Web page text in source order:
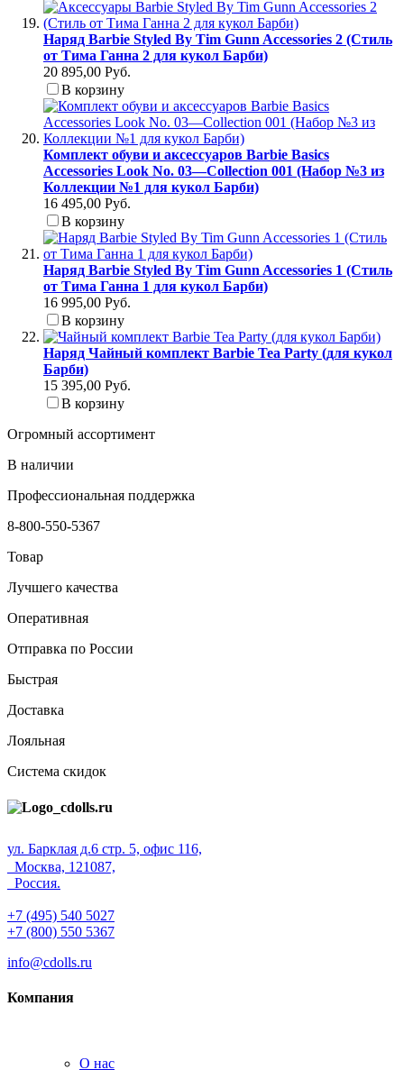
Наряд Barbie Styled By Tim Gunn Accessories 2 (Стиль
от Тима Ганна 2 для кукол Барби)
20 895,00 Руб.
В корзину
Комплект обуви и аксессуаров Barbie Basics
Accessories Look No. 03—Collection 001 (Набор №3 из
Коллекции №1 для кукол Барби)
16 495,00 Руб.
В корзину
Наряд Barbie Styled By Tim Gunn Accessories 1 (Стиль
от Тима Ганна 1 для кукол Барби)
16 995,00 Руб.
В корзину
Наряд Чайный комплект Barbie Tea Party (для кукол
Барби)
15 395,00 Руб.
В корзину
Огромный ассортимент
В наличии
Профессиональная поддержка
8-800-550-5367
Товар
Лучшего качества
Оперативная
Отправка по России
Быстрая
Доставка
Лояльная
Система скидок
ул. Барклая д.6 стр. 5, офис 116,
Москва, 121087,
Россия.
+7 (495) 540 5027
+7 (800) 550 5367
info@cdolls.ru
Компания
О нас